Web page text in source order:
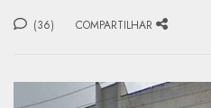
(36) COMPARTILHAR